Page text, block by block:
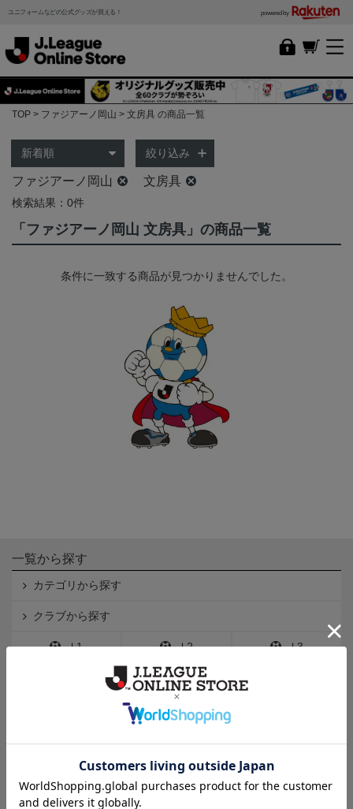
ユニフォームなどの公式グッズが買える！ powered by
TOP ファジアーノ岡山 文房具 の商品一覧
絞り込み
ファジアーノ岡山 文房具
検索結果：0件
「ファジアーノ岡山 文房具」の商品一覧
条件に一致する商品が見つかりませんでした。
一覧から探す
カテゴリから探す
クラブから探す
Ｊ1 Ｊ2 Ｊ3
インフォメーション
Ｊリーグオンラインストアとは
個人情報保護方針
Cookieポリシー